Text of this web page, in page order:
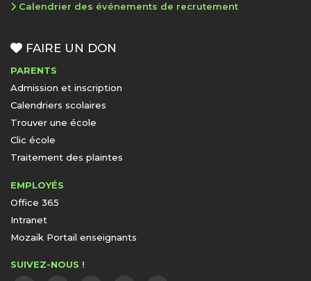
Calendrier des événements de recrutement
FAIRE UN DON
PARENTS
Admission et inscription
Calendriers scolaires
Trouver une école
Clic école
Traitement des plaintes
EMPLOYÉS
Office 365
Intranet
Mozaïk Portail enseignants
SUIVEZ-NOUS !